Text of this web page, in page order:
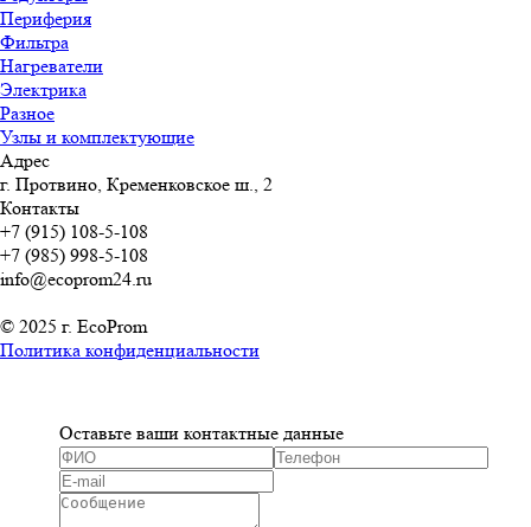
Периферия
Фильтра
Нагреватели
Электрика
Разное
Узлы и комплектующие
Адрес
г. Протвино, Кременковское ш., 2
Контакты
+7 (915) 108-5-108
+7 (985) 998-5-108
info@ecoprom24.ru
© 2025 г. EcoProm
Политика конфиденциальности
Оставьте ваши контактные данные